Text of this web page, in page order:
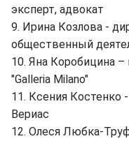
эксперт, адвокат
9. Ирина Козлова -
общественный
10. Яна Коробицина
"Galleria Milano"
11. Ксения
Вериас
12. Олеся Любка-